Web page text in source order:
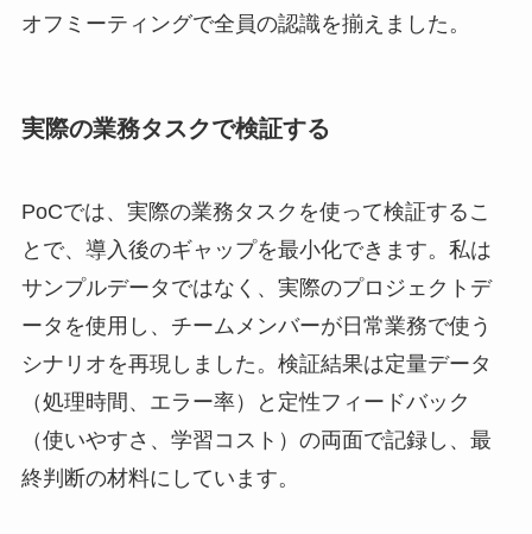
オフミーティングで全員の認識を揃えました。
実際の業務タスクで検証する
PoCでは、実際の業務タスクを使って検証するこ
とで、導入後のギャップを最小化できます。私は
サンプルデータではなく、実際のプロジェクトデ
ータを使用し、チームメンバーが日常業務で使う
シナリオを再現しました。検証結果は定量データ
（処理時間、エラー率）と定性フィードバック
（使いやすさ、学習コスト）の両面で記録し、最
終判断の材料にしています。